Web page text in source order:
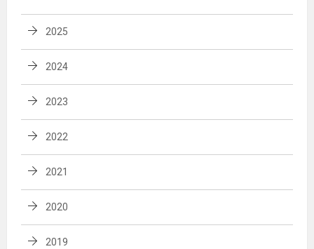
2025
2024
2023
2022
2021
2020
2019